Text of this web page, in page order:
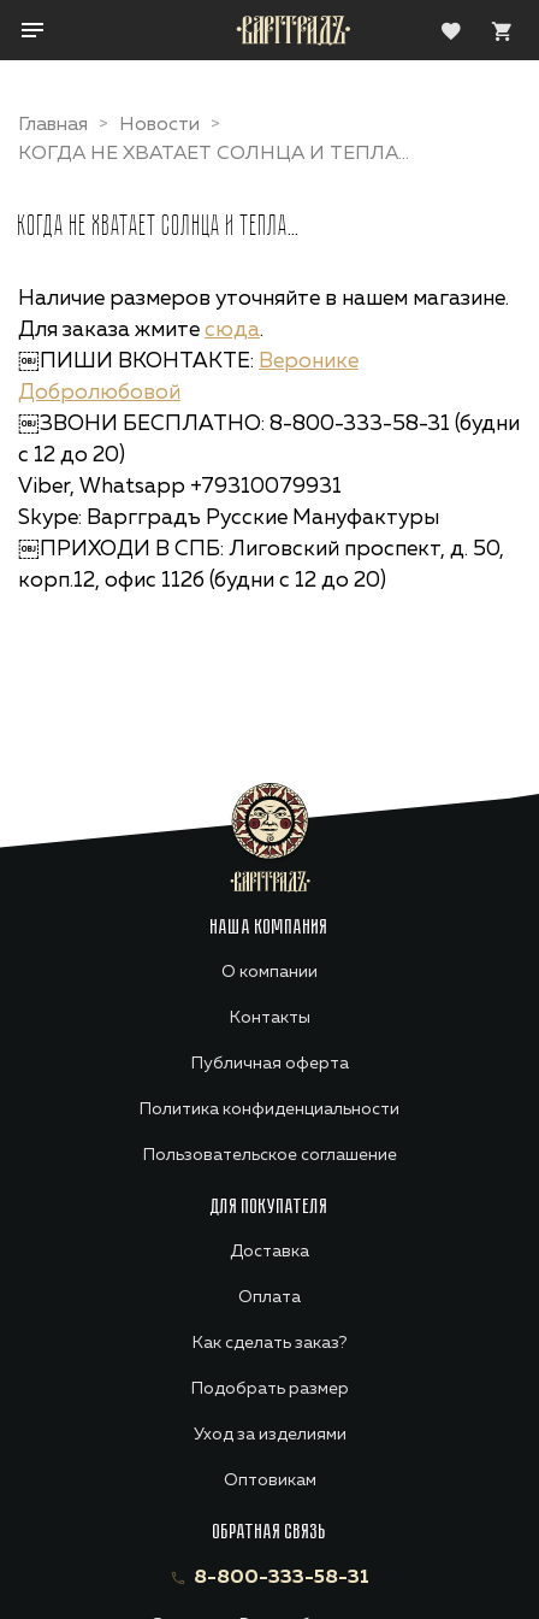
Главная
Новости
КОГДА НЕ ХВАТАЕТ СОЛНЦА И ТЕПЛА...
КОГДА НЕ ХВАТАЕТ СОЛНЦА И ТЕПЛА...
Наличие размеров уточняйте в нашем магазине.
Для заказа жмите сюда.
￼ПИШИ ВКОНТАКТЕ: Веронике
Добролюбовой
￼ЗВОНИ БЕСПЛАТНО: 8-800-333-58-31 (будни
с 12 до 20)
Viber, Whatsapp +79310079931
Skype: Варгградъ Русские Мануфактуры
￼ПРИХОДИ В СПБ: Лиговский проспект, д. 50,
корп.12, офис 112б (будни с 12 до 20)
НАША КОМПАНИЯ
О компании
Контакты
Публичная оферта
Политика конфиденциальности
Пользовательское соглашение
ДЛЯ ПОКУПАТЕЛЯ
Доставка
Оплата
Как сделать заказ?
Подобрать размер
Уход за изделиями
Оптовикам
ОБРАТНАЯ СВЯЗЬ
8-800-333-58-31